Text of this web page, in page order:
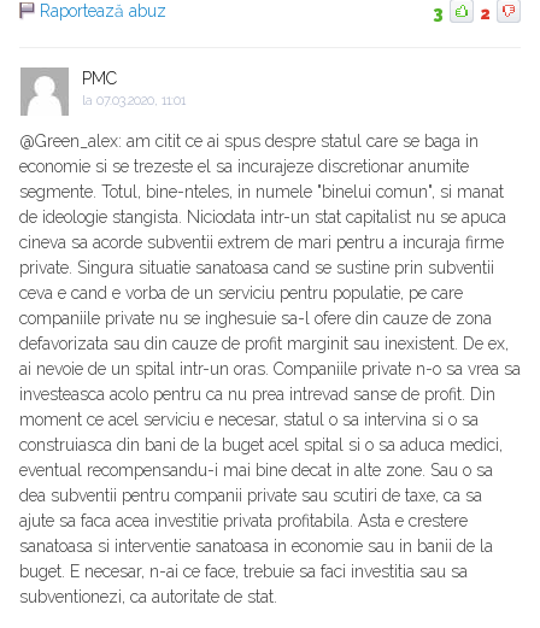
Raportează abuz
3 2
PMC
la 07.03.2020, 11:01
@Green_alex: am citit ce ai spus despre statul care se baga in
economie si se trezeste el sa incurajeze discretionar anumite
segmente. Totul, bine-nteles, in numele "binelui comun", si manat
de ideologie stangista. Niciodata intr-un stat capitalist nu se apuca
cineva sa acorde subventii extrem de mari pentru a incuraja firme
private. Singura situatie sanatoasa cand se sustine prin subventii
ceva e cand e vorba de un serviciu pentru populatie, pe care
companiile private nu se inghesuie sa-l ofere din cauze de zona
defavorizata sau din cauze de profit marginit sau inexistent. De ex,
ai nevoie de un spital intr-un oras. Companiile private n-o sa vrea sa
investeasca acolo pentru ca nu prea intrevad sanse de profit. Din
moment ce acel serviciu e necesar, statul o sa intervina si o sa
construiasca din bani de la buget acel spital si o sa aduca medici,
eventual recompensandu-i mai bine decat in alte zone. Sau o sa
dea subventii pentru companii private sau scutiri de taxe, ca sa
ajute sa faca acea investitie privata profitabila. Asta e crestere
sanatoasa si interventie sanatoasa in economie sau in banii de la
buget. E necesar, n-ai ce face, trebuie sa faci investitia sau sa
subventionezi, ca autoritate de stat.